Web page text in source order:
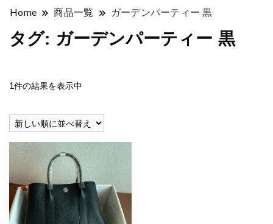
Home 商品一覧 ガーデンパーティー 黒
タグ: ガーデンパーティー 黒
1件の結果を表示中